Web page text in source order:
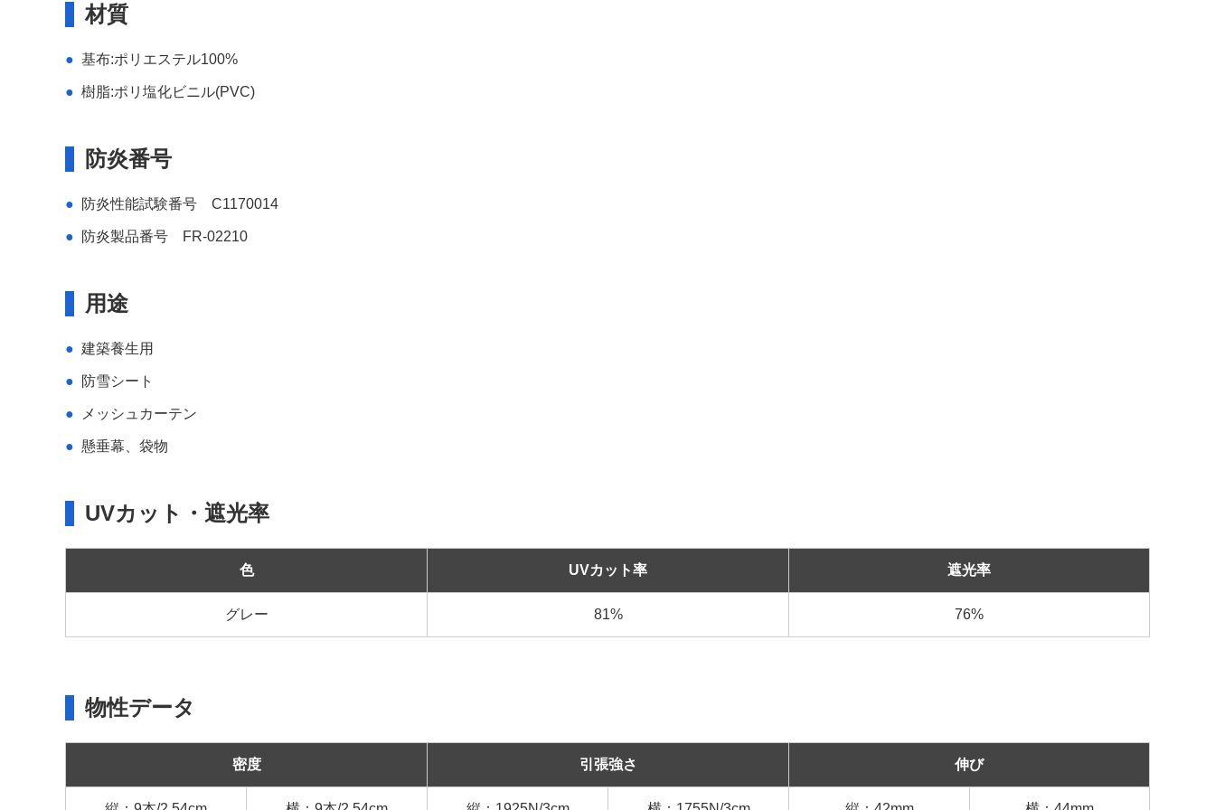
材質
基布:ポリエステル100%
樹脂:ポリ塩化ビニル(PVC)
防炎番号
防炎性能試験番号 C1170014
防炎製品番号 FR-02210
用途
建築養生用
防雪シート
メッシュカーテン
懸垂幕、袋物
UVカット・遮光率
色 UVカット率 遮光率
グレー 81% 76%
物性データ
密度 引張強さ 伸び